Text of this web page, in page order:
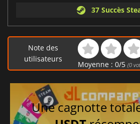
37 Succès
Note des
utilisateurs
Moyenne : 0/5 (0
Une cagnotte